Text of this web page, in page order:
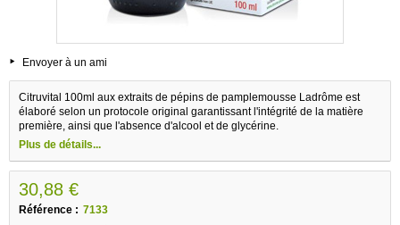
Envoyer à un ami
Citruvital 100ml aux extraits de pépins de pamplemousse Ladrôme est
élaboré selon un protocole original garantissant l'intégrité de la matière
première, ainsi que l'absence d'alcool et de glycérine.
Plus de détails...
30,88 €
Référence : 7133